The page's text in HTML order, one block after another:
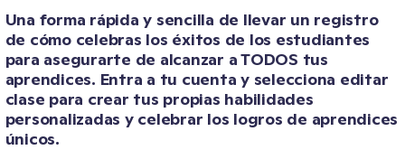
Una forma rápida y sencilla de llevar un registro
de cómo celebras los éxitos de los estudiantes
para asegurarte de alcanzar a TODOS tus
aprendices. Entra a tu cuenta y selecciona editar
clase para crear tus propias habilidades
personalizadas y celebrar los logros de aprendices
únicos.